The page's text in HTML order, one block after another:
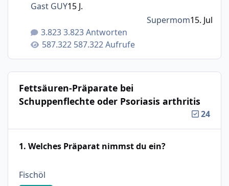
3.823 Antworten
587.322 Aufrufe
Gast GUY15 J.
Supermom15. Jul
Fettsäuren-Präparate bei
Schuppenflechte oder Psoriasis arthritis
24
1. Welches Präparat nimmst du ein?
Fischöl: 18%